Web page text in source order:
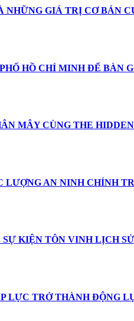
GIÁ TRỊ CƠ BẢN
HỒ CHÍ MINH ĐỂ BÀN
MÂY CÙNG THE HIDDEN
AN NINH CHÍNH
KIỆN TÔN VINH LỊCH
LỰC TRỞ THÀNH ĐỘNG